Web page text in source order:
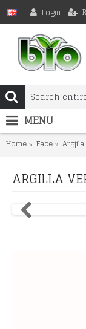
Login
MENU
Home Face
ARGILLA